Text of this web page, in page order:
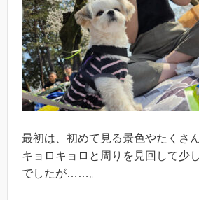
最初は、初めて見る景色やたくさ
キョロキョロと周りを見回して少
でしたが……。